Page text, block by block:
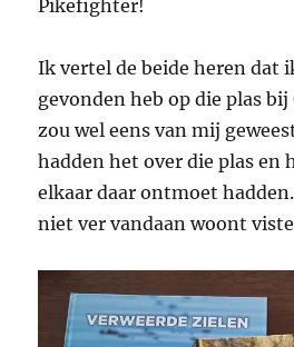
Pikefighter!
Ik vertel de beide heren dat
gevonden heb op die plas bij
zou wel eens van mij
hadden het over die plas en
elkaar daar ontmoet
niet ver vandaan woont